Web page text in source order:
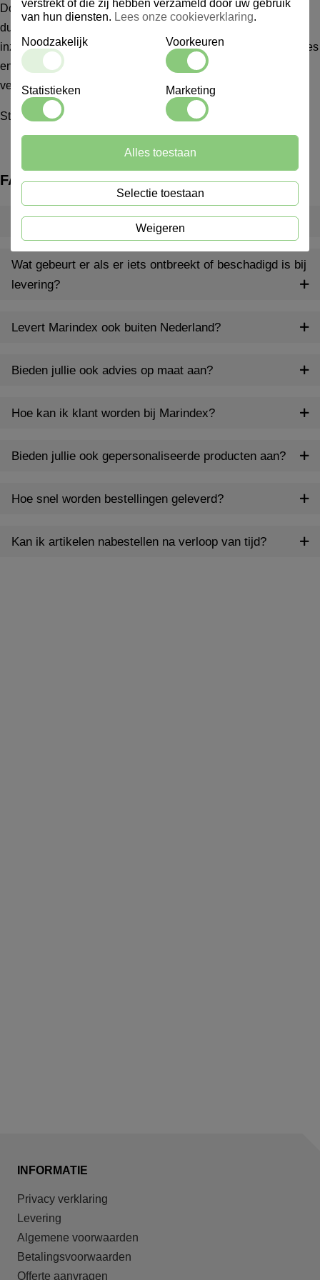
Door de combinatie van functionaliteit, ergonomie en
duurzaamheid is de Stoffer & Blik Hotel Lange Steel ideaal
inzetbaar in hotels, kantoren, horeca, shortstay-accommodaties
en andere locaties waar frequent en grondig schoonmaken
vereist is.
Stoffer en Blik
FAQ
Wat is een inventarispakket?
Wat gebeurt er als er iets ontbreekt of beschadigd is bij
levering?
Levert Marindex ook buiten Nederland?
Bieden jullie ook advies op maat aan?
Hoe kan ik klant worden bij Marindex?
Bieden jullie ook gepersonaliseerde producten aan?
Hoe snel worden bestellingen geleverd?
Kan ik artikelen nabestellen na verloop van tijd?
INFORMATIE
Privacy verklaring
Levering
Algemene voorwaarden
Betalingsvoorwaarden
Offerte aanvragen
verstrekt of die zij hebben verzameld door uw gebruik
van hun diensten. Lees onze cookieverklaring.
Noodzakelijk Voorkeuren
Statistieken Marketing
Weigeren
Selectie toestaan
Alles toestaan